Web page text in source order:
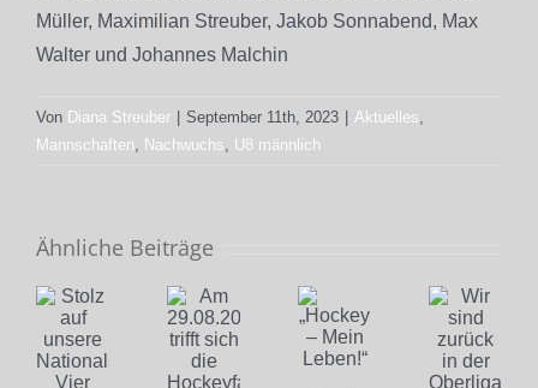
Müller, Maximilian Streuber, Jakob Sonnabend, Max
Walter und Johannes Malchin
Von Diana Streuber September 11th, 2023 Aktuelles,
Mannschaften, Nachwuchs, U8 männlich
Ähnliche Beiträge